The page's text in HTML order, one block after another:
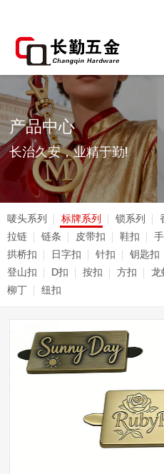
网站首页
关于我们
产品中心
新闻动态
生产车间
视频中心
联系我们
产品中心
长治久安，业精于勤!
唛头系列 标牌系列 锁系列
拉链
链条 皮带扣 鞋扣
拱桥扣
日字扣 针扣 钥匙扣
登山扣
D扣 按扣 方扣 龙
柳丁
纽扣